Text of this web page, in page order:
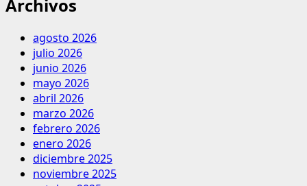
Archivos
agosto 2026
julio 2026
junio 2026
mayo 2026
abril 2026
marzo 2026
febrero 2026
enero 2026
diciembre 2025
noviembre 2025